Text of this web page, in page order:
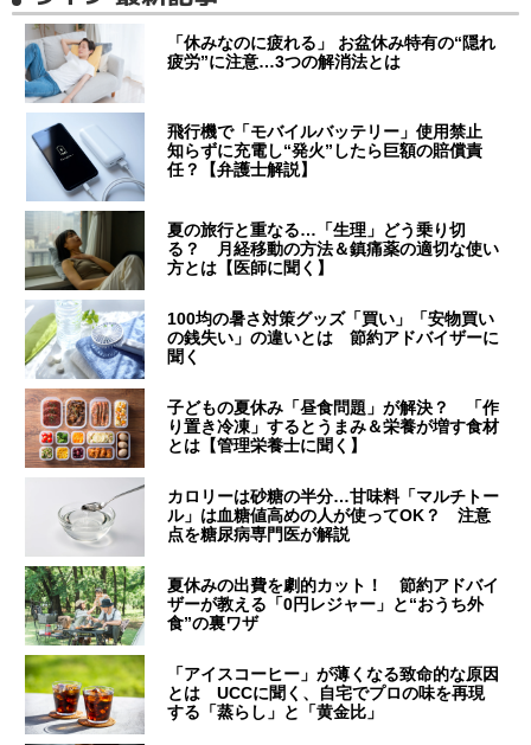
「休みなのに疲れる」 お盆休み特有の“隠れ
疲労”に注意…3つの解消法とは
飛行機で「モバイルバッテリー」使用禁止
知らずに充電し“発火”したら巨額の賠償責
任？【弁護士解説】
夏の旅行と重なる…「生理」どう乗り切
る？ 月経移動の方法＆鎮痛薬の適切な使い
方とは【医師に聞く】
100均の暑さ対策グッズ「買い」「安物買い
の銭失い」の違いとは 節約アドバイザーに
聞く
子どもの夏休み「昼食問題」が解決？ 「作
り置き冷凍」するとうまみ＆栄養が増す食材
とは【管理栄養士に聞く】
カロリーは砂糖の半分…甘味料「マルチトー
ル」は血糖値高めの人が使ってOK？ 注意
点を糖尿病専門医が解説
夏休みの出費を劇的カット！ 節約アドバイ
ザーが教える「0円レジャー」と“おうち外
食”の裏ワザ
「アイスコーヒー」が薄くなる致命的な原因
とは UCCに聞く、自宅でプロの味を再現
する「蒸らし」と「黄金比」